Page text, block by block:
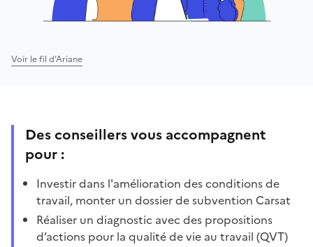
Voir le fil d’Ariane
Des conseillers vous accompagnent
pour :
Investir dans l'amélioration des conditions de
travail, monter un dossier de subvention Carsat
Réaliser un diagnostic avec des propositions
d’actions pour la qualité de vie au travail (QVT)